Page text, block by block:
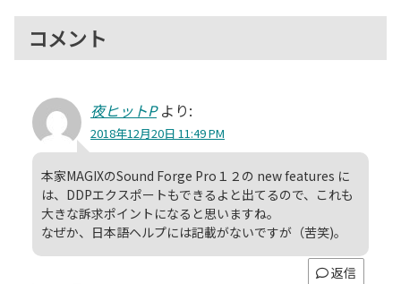
コメント
夜ヒットP より:
2018年12月20日 11:49 PM
本家MAGIXのSound Forge Pro１２の new features に
は、DDPエクスポートもできるよと出てるので、これも
大きな訴求ポイントになると思いますね。
なぜか、日本語ヘルプには記載がないですが（苦笑)。
返信